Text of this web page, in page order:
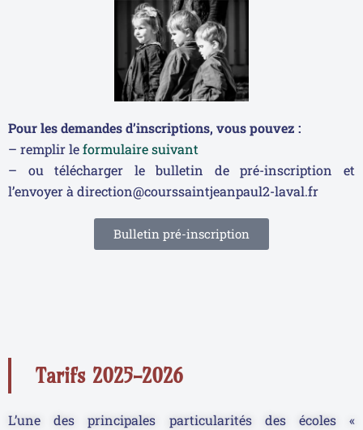
Pour les demandes d’inscriptions, vous pouvez :
– remplir leformulaire suivant
– ou télécharger le bulletin de pré-inscription et
l’envoyer à direction@courssaintjeanpaul2-laval.fr
Bulletin pré-inscription
Tarifs 2025-2026
L’une des principales particularités des écoles «